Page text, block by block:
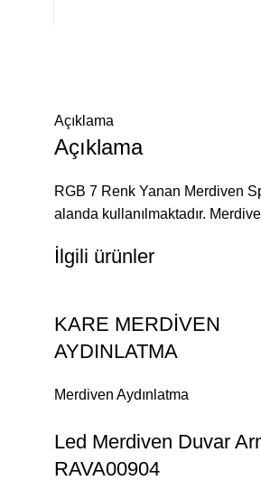
Açıklama
Açıklama
RGB 7 Renk Yanan Merdiven
alanda kullanılmaktadır.
İlgili ürünler
KARE MERDİVEN
AYDINLATMA
Merdiven Aydınlatma
Led Merdiven Duvar
RAVA00904